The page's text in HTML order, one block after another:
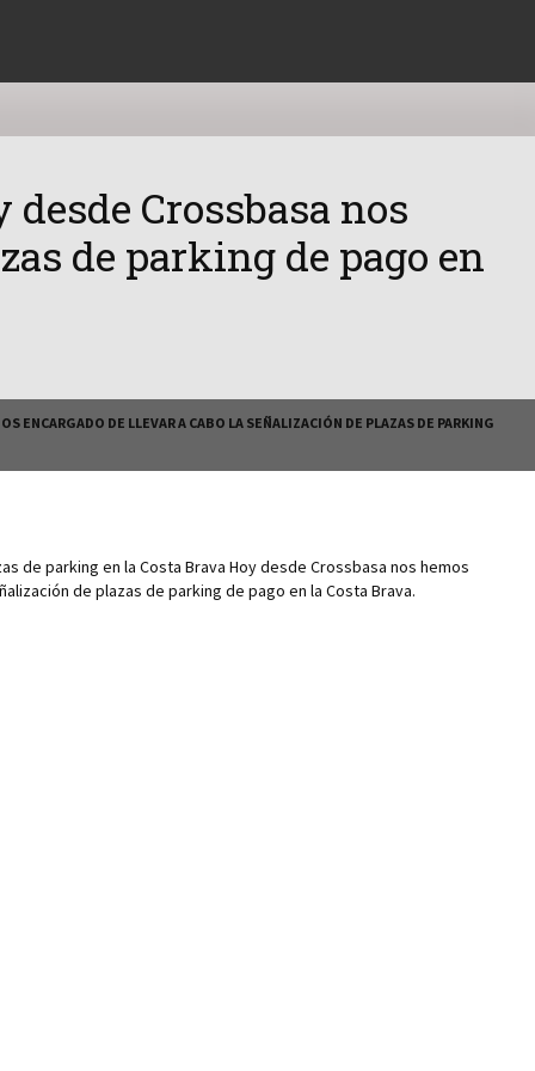
Crossbasa nos
de parking de pago en
ENCARGADO DE LLEVAR A CABO LA SEÑALIZACIÓN DE PLAZAS DE PARKING
de parking en la Costa Brava Hoy desde Crossbasa nos hemos
de plazas de parking de pago en la Costa Brava.